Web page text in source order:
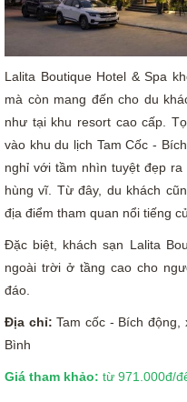
Lalita Boutique Hotel & Spa
mà còn mang đến cho du
như tại khu resort cao cấp.
vào khu du lịch Tam Cốc -
nghỉ với tầm nhìn tuyệt đẹp
hùng vĩ. Từ đây, du khách
địa điểm tham quan nổi tiếng
Đặc biệt, khách sạn Lalita
ngoài trời ở tầng cao cho
đáo.
Địa chỉ:Tam cốc - Bích động,
Bình
Giá tham khảo: từ 971.000đ/